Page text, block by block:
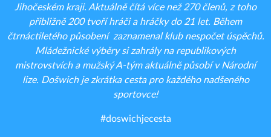
Jihočeském kraji. Aktuálně čítá více než 270 členů, z toho
přibližně 200 tvoří hráči a hráčky do 21 let. Během
čtrnáctiletého působení zaznamenal klub nespočet úspěchů.
Mládežnické výběry si zahrály na republikových
mistrovstvích a mužský A-tým aktuálně působí v Národní
lize. Došwich je zkrátka cesta pro každého nadšeného
sportovce!
#doswichjecesta